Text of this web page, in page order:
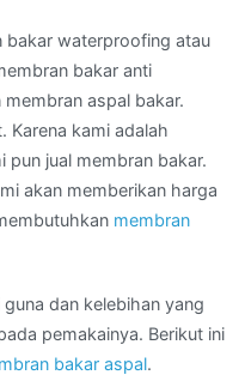
bakar waterproofing atau
bakar anti
aspal bakar.
Karena kami adalah
jual membran bakar.
akan memberikan harga
membran
dan kelebihan yang
pemakainya. Berikut ini
bakar aspal.